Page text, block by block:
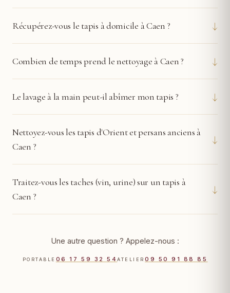
Récupérez-vous le tapis à domicile à Caen ? ↓
Combien de temps prend le nettoyage à Caen ? ↓
Le lavage à la main peut-il abîmer mon tapis ? ↓
Nettoyez-vous les tapis d'Orient et persans anciens à
Caen ?
↓
Traitez-vous les taches (vin, urine) sur un tapis à
Caen ?
↓
Une autre question ? Appelez-nous :
PORTABLE 06 17 59 32 54ATELIER09 50 91 88 85